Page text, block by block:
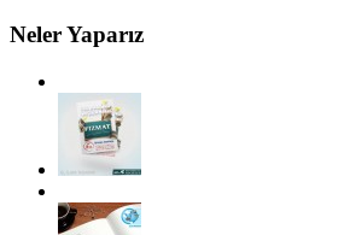
Neler Yaparız